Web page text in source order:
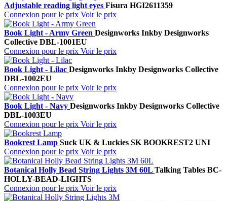
Adjustable reading light eyes Fisura HGI2611359
Connexion pour le prix Voir le prix
Book Light - Army Green Designworks Inkby Designworks
Collective DBL-1001EU
Connexion pour le prix Voir le prix
Book Light - Lilac Designworks Inkby Designworks Collective
DBL-1002EU
Connexion pour le prix Voir le prix
Book Light - Navy Designworks Inkby Designworks Collective
DBL-1003EU
Connexion pour le prix Voir le prix
Bookrest Lamp Suck UK & Luckies SK BOOKREST2 UNI
Connexion pour le prix Voir le prix
Botanical Holly Bead String Lights 3M 60L Talking Tables BC-
HOLLY-BEAD-LIGHTS
Connexion pour le prix Voir le prix